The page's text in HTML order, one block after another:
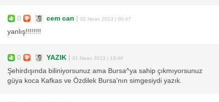
0 cem can | 02 Nisan 2013 | 00:47
yanlış!!!!!!!!
0 YAZIK | 01 Nisan 2013 | 13:46
Şehirdışında biliniyorsunuz ama Bursa^ya sahip çıkmıyorsunuz
güya koca Kafkas ve Özdilek Bursa'nın simgesiydi yazık.